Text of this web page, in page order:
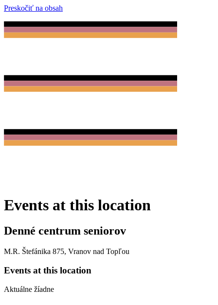
Preskočiť na obsah
Events at this location
Denné centrum seniorov
M.R. Štefánika 875, Vranov nad Topľou
Events at this location
Aktuálne žíadne